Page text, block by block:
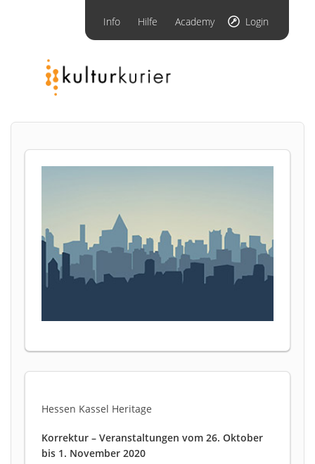
Info Hilfe Academy Login
Hessen Kassel Heritage
Korrektur – Veranstaltungen vom 26. Oktober
bis 1. November 2020